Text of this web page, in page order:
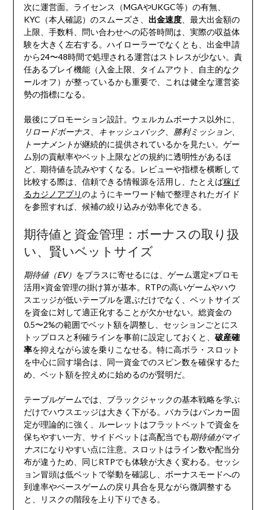
次に運営面。ライセンス（MGAやUKGC等）の有無、
KYC（本人確認）のスムーズさ、 出金速度、最大出金額の
上限、手数料、問い合わせへの応答時間は、実際の収益体
験を大きく左右する。ハイローラーでなくとも、出金申請
から24〜48時間で処理される運営はストレスが少ない。責
任あるプレイ機能（入金上限、タイムアウト、自主的なク
ールオフ）が整っているかも重要で、これは健全な運営姿
勢の指標になる。
最後にプロモーション設計。ウェルカムボーナス以外に、
リロードボーナス
キャッシュバック、 勝利ミッション、
トーナメントが継続的に提供されているかを見たい。ゲー
ム別の貢献率やベット上限などの規約に透明性があるほ
ど、期待値を読みやすくなる。レビューや指標を横断して
比較する際は、信頼できる情報源を活用し、たとえば稼げ
るカジノアプリのようにキーワード軸で整理されたガイド
を参照すれば、候補の絞り込みが効率化できる。
期待値と資金管理：ボーナスの取り扱
い、賢いベットサイズ
期待値（EV） をプラスに寄せるには、ゲーム選定×プロモ
活用×資金管理の掛け算が基本。RTPの高いゲームやハウ
スエッジが低いテーブルを選ぶだけでなく、ベットサイズ
を資金に対して適正化することが欠かせない。総資金の
0.5〜2%の範囲でベット額を調整し、セッションごとにス
トップロスと利確ラインを事前に設定しておくと、 破産確
率を抑えながら波を乗りこなせる。特に高ボラ・スロット
を中心に回す場合は、同一資金でのスピン数を確保するた
め、ベット額を控えめに始めるのが賢明だ。
テーブルゲームでは、ブラックジャックの基本戦略を学ぶ
だけでハウスエッジは大きく下がる。バカラはバンカー固
定が理論的に強く、ルーレットはフラットベットで資金を
保ちやすい一方、サイドベットは高配当でも期待値がマイ
ナスになりやすい点に注意。スロットはライン数や配当分
布が違うため、同じRTPでも体験が大きく変わる。セッシ
ョン冒頭は低ベットで挙動を確認し、ボーナスモードへの
到達率やベースゲームの戻り具合を見ながら微調整する
と、リスクの階段を上り下りできる。